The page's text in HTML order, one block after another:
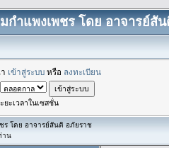
กำแพงเพชร โดย อาจารย์สั
เข้าสู่ระบบ หรือ ลงทะเบียน
ยะเวลาในเซสชั่น
ร โดย อาจารย์สันติ อภัยราช
าน